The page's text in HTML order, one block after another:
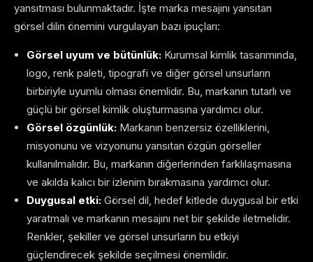
yansıtması bulunmaktadır. İşte marka mesajını yansıtan
görsel dilin önemini vurgulayan bazı ipuçları:
Görsel uyum ve bütünlük: Kurumsal kimlik tasarımında,
logo, renk paleti, tipografi ve diğer görsel unsurların
birbiriyle uyumlu olması önemlidir. Bu, markanın tutarlı ve
güçlü bir görsel kimlik oluşturmasına yardımcı olur.
Görsel özgünlük: Markanın benzersiz özelliklerini,
misyonunu ve vizyonunu yansıtan özgün görseller
kullanılmalıdır. Bu, markanın diğerlerinden farklılaşmasına
ve akılda kalıcı bir izlenim bırakmasına yardımcı olur.
Duygusal etki: Görsel dil, hedef kitlede duygusal bir etki
yaratmalı ve markanın mesajını net bir şekilde iletmelidir.
Renkler, şekiller ve görsel unsurların bu etkiyi
güçlendirecek şekilde seçilmesi önemlidir.